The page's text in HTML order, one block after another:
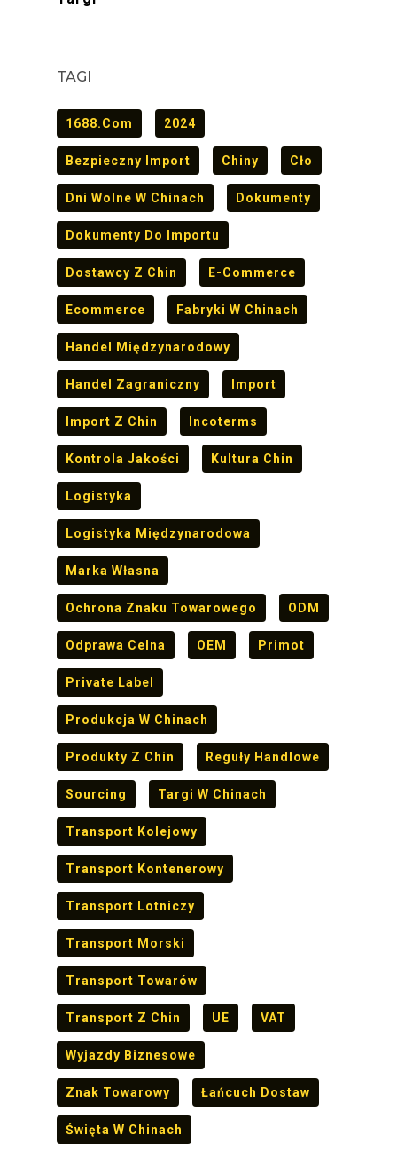
TAGI
1688.com 2024
Bezpieczny Import Chiny Cło
Dni Wolne W Chinach Dokumenty
Dokumenty Do Importu
Dostawcy Z Chin E-Commerce
Ecommerce Fabryki W Chinach
Handel Międzynarodowy
Handel Zagraniczny Import
Import Z Chin Incoterms
Kontrola Jakości Kultura Chin
Logistyka
Logistyka Międzynarodowa
Marka Własna
Ochrona Znaku Towarowego ODM
Odprawa Celna OEM Primot
Private Label
Produkcja W Chinach
Produkty Z Chin Reguły Handlowe
Sourcing Targi W Chinach
Transport Kolejowy
Transport Kontenerowy
Transport Lotniczy
Transport Morski
Transport Towarów
Transport Z Chin UE VAT
Wyjazdy Biznesowe
Znak Towarowy Łańcuch Dostaw
Święta W Chinach